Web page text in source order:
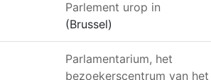
Parlement urop in
(Brussel)
Parlamentarium, het
bezoekerscentrum van het